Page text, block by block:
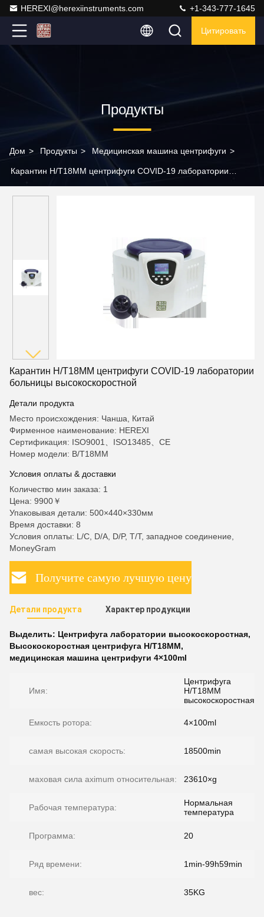
HEREXI@herexiinstruments.com +1-343-777-1645
Цитировать
Продукты
Дом > Продукты > Медицинская машина центрифуги >
Карантин H/T18MM центрифуги COVID-19 лаборатории
Карантин H/T18MM центрифуги COVID-19 лаборатории
больницы высокоскоростной
Детали продукта
Место происхождения: Чанша, Китай
Фирменное наименование: HEREXI
Сертификация: ISO9001、ISO13485、CE
Номер модели: В/Т18ММ
Условия оплаты & доставки
Количество мин заказа: 1
Цена: 9900￥
Упаковывая детали: 500×440×330мм
Время доставки: 8
Условия оплаты: L/C, D/A, D/P, T/T, западное соединение,
MoneyGram
Получите самую лучшую цену
Детали продукта Характер продукции
Выделить: Центрифуга лаборатории высокоскоростная,
Высокоскоростная центрифуга H/T18MM,
медицинская машина центрифуги 4×100ml
Имя:
Центрифуга
H/T18MM
высокоскоростная
Емкость ротора: 4×100ml
самая высокая скорость: 18500min
маховая сила aximum относительная: 23610×g
Рабочая температура:
Нормальная
температура
Программа: 20
Ряд времени: 1min-99h59min
вес: 35KG